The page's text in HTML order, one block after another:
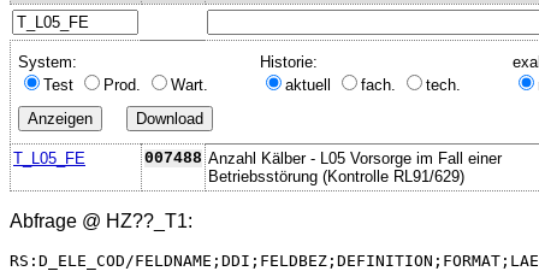
System:
Test
Prod. Wart.
Historie:
aktuell
fach. tech.
T_L05_FE 007488 Anzahl Kälber - L05 Vorsorge im Fall einer
Betriebsstörung (Kontrolle RL91/629)
Abfrage @ HZ??_T1:
RS:D_ELE_COD/